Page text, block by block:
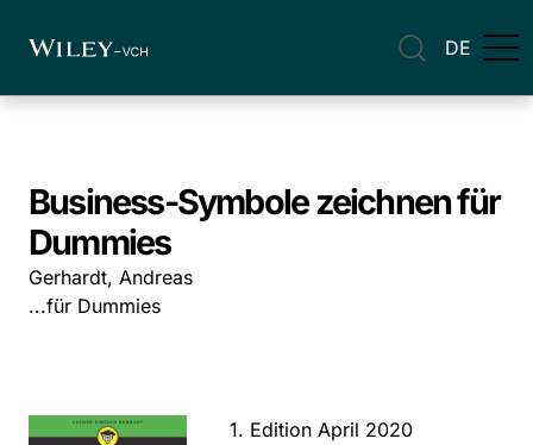
DE
Business-Symbole zeichnen für
Dummies
Gerhardt, Andreas
...für Dummies
1. Edition April 2020